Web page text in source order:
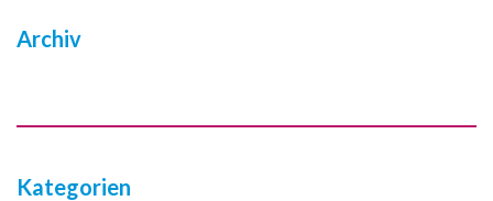
Archiv
Kategorien